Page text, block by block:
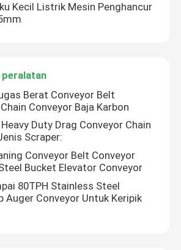
Kecil Listrik Mesin Penghancur
peralatan
Berat Conveyor Belt
Conveyor Baja Karbon
Duty Drag Conveyor Chain
Scraper:
Conveyor Belt Conveyor
Bucket Elevator Conveyor
80TPH Stainless Steel
Auger Conveyor Untuk Keripik